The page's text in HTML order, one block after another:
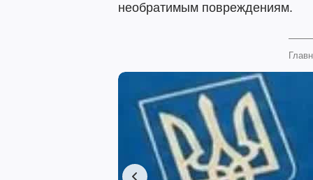
необратимым повреждениям.